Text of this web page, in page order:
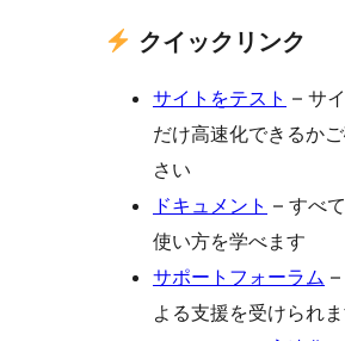
クイックリンク
サイトをテスト – サ
だけ高速化できるか
さい
ドキュメント – すべ
使い方を学べます
サポートフォーラム –
よる支援を受けられ